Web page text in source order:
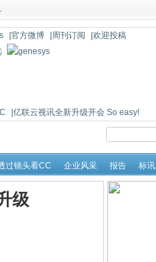
|官方微博 |周刊订阅 |欢迎投稿
|亿联云视讯全新升级开会 So easy!
过镜头看CC 企业风采 报告 标讯
级